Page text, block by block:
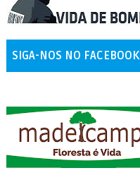
SIGA-NOS NO FACEBOOK